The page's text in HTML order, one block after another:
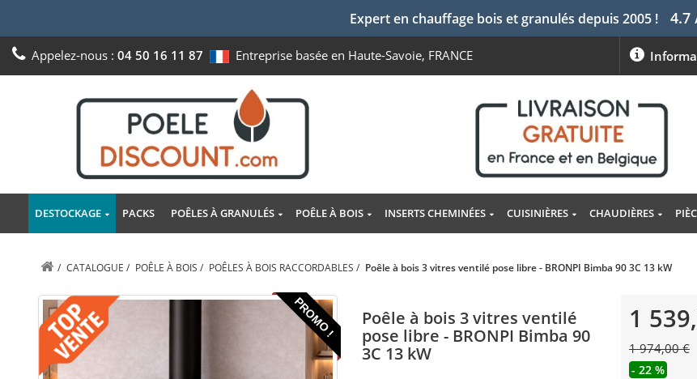
Expert en chauffage bois et granulés depuis 2005 ! 4.7
Appelez-nous : 04 50 16 11 87 Entreprise basée en Haute-Savoie, FRANCE
DESTOCKAGE PACKS POÊLES À GRANULÉS POÊLE À BOIS INSERTS CHEMINÉES CUISINIÈRES CHAUDIÈRES
/ CATALOGUE / POÊLE À BOIS / POÊLES À BOIS RACCORDABLES / Poêle à bois 3 vitres ventilé pose libre - BRONPI Bimba 90 3C 13 kW
PROMO !
Poêle à bois 3 vitres ventilé
pose libre - BRONPI Bimba 90
3C 13 kW
1
1 974,00 €
- 22 %